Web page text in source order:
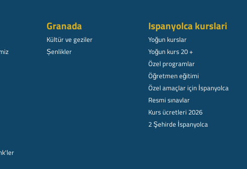
Granada
Kültür ve geziler
Șenlikler
Ispanyolca kurslari
Yoğun kurslar
Yoğun kurs 20 +
Özel programlar
Öğretmen eğitimi
Özel amaçlar için İspanyolca
Resmi sınavlar
Kurs ücretleri 2026
2 Şehirde İspanyolca